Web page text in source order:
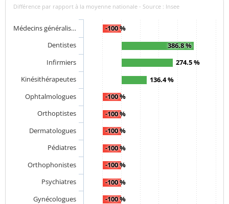
Différence par rapport à la moyenne nationale - Source : Insee
-100 %
386.8 %
274.5 %
136.4 %
-100 %
-100 %
-100 %
-100 %
-100 %
-100 %
-100 %
Médecins généralis…
Dentistes
Infirmiers
Kinésithérapeutes
Ophtalmologues
Orthoptistes
Dermatologues
Pédiatres
Orthophonistes
Psychiatres
Gynécologues